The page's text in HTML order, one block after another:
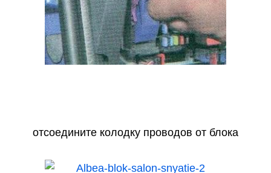
отсоедините колодку проводов от блока